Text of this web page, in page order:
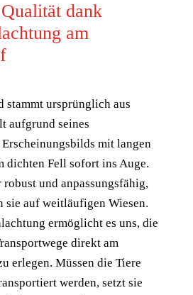
dank
am
stammt ursprünglich aus
aufgrund seines
mit langen
dichten Fell sofort ins Auge.
und anpassungsfähig,
sie auf weitläufigen Wiesen.
ermöglicht es uns, die
direkt am
erlegen. Müssen die Tiere
werden, setzt sie